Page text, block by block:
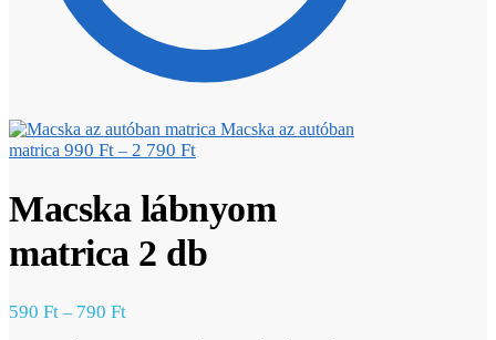
Macska az autóban
matrica 990 Ft – 2 790 Ft
Macska lábnyom
matrica 2 db
590 Ft – 790 Ft